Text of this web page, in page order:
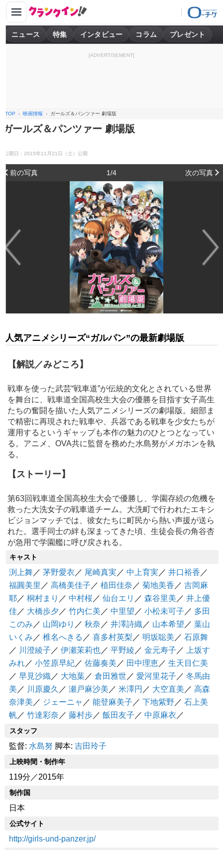
ニュース 特集 インタビュー コラム プレゼント
[ADVERTISEMENT]
TOP 映画情報 ガールズ＆パンツァー 劇場版
ガールズ＆パンツァー 劇場版
公開日：2015年11月21日（土）公開
前の写真 1/4 次の写真
人気アニメシリーズ“ガルパン”の最新劇場版
【解説／みどころ】
戦車を使った武芸“戦車道”が伝統的文化とされている世界
を舞台に、戦車道全国高校生大会の優勝を目指す女子高生
たちの奮闘を描いた人気アニメシリーズの劇場版。細部ま
で精密に再現された戦車や、兵器である戦車を少女たちが
運用するというギャップも本作の魅力のひとつとなってい
る。アニメ、OVA共に監督を務めた水島努がメガホンを執
る。
【ストーリー】
第63回戦車道全国高校生大会で優勝し、学園存続の危機を
救った大洗女子の戦車道チーム。大洗町で行われたエキシ
ビジョンマッチでは、彼女たちに町民から熱い声援が送ら
れた。選手同士の絆も深まってきた頃、生徒会長の角谷杏
が急用で学園艦に呼び戻される。
キャスト
渕上舞／茅野愛衣 ／ 尾崎真実 ／中上育実 ／井口裕香 ／
福圓美里 ／高橋美佳子 ／植田佳奈 ／菊地美香 ／吉岡麻
耶／桐村まり ／中村桜／仙台エリ ／森谷里美 ／井上優
佳／ 大橋歩夕 ／竹内仁美 ／中里望 ／小松未可子 ／ 多田
このみ ／ 山岡ゆり ／秋奈 ／井澤詩織／ 山本希望 ／葉山
いくみ ／椎名へきる ／喜多村英梨 ／ 明坂聡美 ／石原舞
／ 川澄綾子 ／伊瀬茉莉也／平野綾 ／金元寿子 ／
上坂す
みれ／小笠原早紀／佐藤奏美 ／ 田中理恵／生天目仁美
／早見沙織／ 大地葉／倉田雅世／愛河里花子 ／冬馬由
美 ／ 川原慶久 ／瀬戸麻沙美 ／米澤円 ／ 大空直美 ／高森
奈津美 ／ ジェーニャ ／能登麻美子 ／下地紫野 ／石上美
帆／竹達彩奈 ／藤村歩／飯田友子 ／中原麻衣 ／
スタッフ
監督: 水島努 脚本:吉田玲子
上映時間・制作年
119分／2015年
制作国
日本
公式サイト
http://girls-und-panzer.jp/